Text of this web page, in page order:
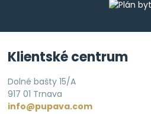
Klientské centrum
Dolné bašty 15/A
917 01 Trnava
info@pupava.com